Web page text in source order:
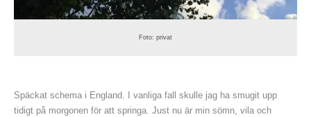
Foto: privat
Späckat schema i England. I vanliga fall skulle jag ha smugit upp
tidigt på morgonen för att springa. Just nu är min sömn, vila och